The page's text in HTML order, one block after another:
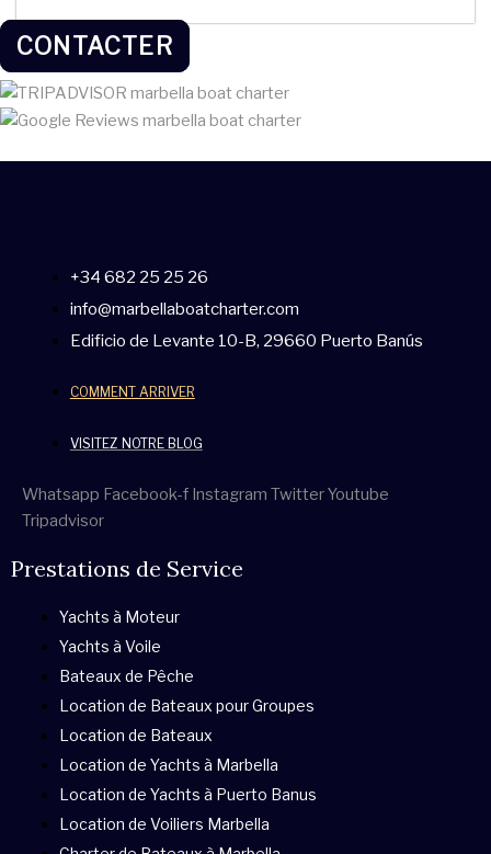
CONTACTER
+34 682 25 25 26
info@marbellaboatcharter.com
Edificio de Levante 10-B, 29660 Puerto Banús
COMMENT ARRIVER
VISITEZ NOTRE BLOG
Whatsapp Facebook-f Instagram TwitterYoutube
Tripadvisor
Prestations de Service
Yachts à Moteur
Yachts à Voile
Bateaux de Pêche
Location de Bateaux pour Groupes
Location de Bateaux
Location de Yachts à Marbella
Location de Yachts à Puerto Banus
Location de Voiliers Marbella